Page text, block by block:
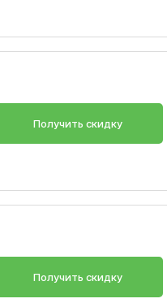
антирадары,
Получить скидку
Получить скидку